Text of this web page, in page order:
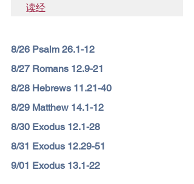
读经
8/26 Psalm 26.1-12
8/27 Romans 12.9-21
8/28 Hebrews 11.21-40
8/29 Matthew 14.1-12
8/30 Exodus 12.1-28
8/31 Exodus 12.29-51
9/01 Exodus 13.1-22